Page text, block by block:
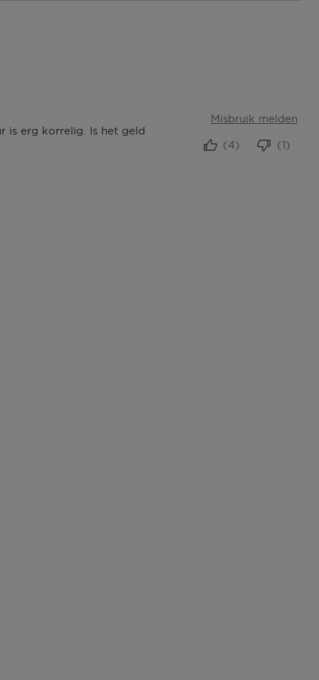
is erg korrelig. Is het geld
Misbruik melden
(1)
(4)